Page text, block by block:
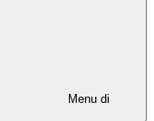
Menu di